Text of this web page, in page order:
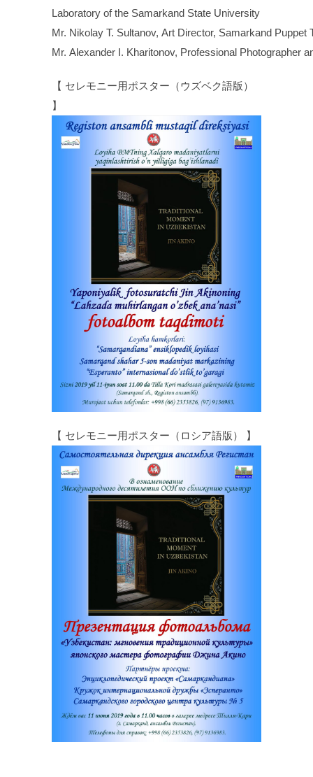
Laboratory of the Samarkand State University
Mr. Nikolay T. Sultanov, Art Director, Samarkand Puppet
Mr. Alexander I. Kharitonov, Professional Photographer
【 セレモニー用ポスター（ウズベク語版）
】
【 セレモニー用ポスター（ロシア語版） 】